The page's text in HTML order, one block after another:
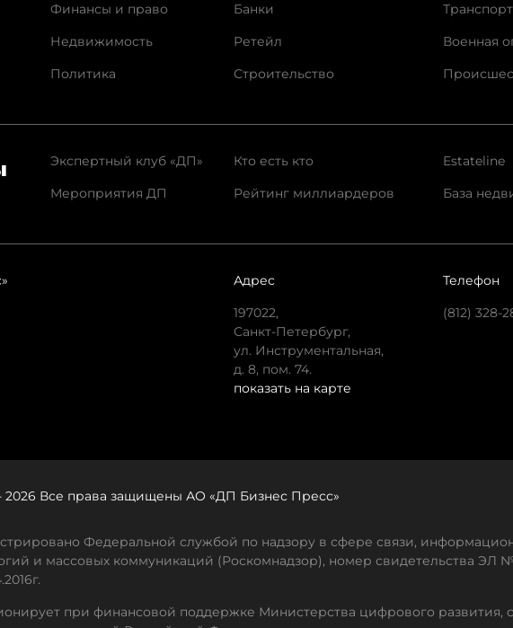
Финансы и право
Недвижимость
Политика
Банки
Ретейл
Строительство
Транспорт
Военная
Экспертный клуб «ДП»
Мероприятия ДП
Кто есть кто
Рейтинг миллиардеров
Estateline
База
Адрес
197022,
Санкт-Петербург,
ул. Инструментальная,
д. 8, пом. 74.
показать на карте
Телефон
(812) 328-
2026 Все права защищены АО «ДП Бизнес Пресс»
Федеральной службой по надзору в сфере связи,
и массовых коммуникаций (Роскомнадзор), номер свидетельства ЭЛ
при финансовой поддержке Министерства цифрового развития,